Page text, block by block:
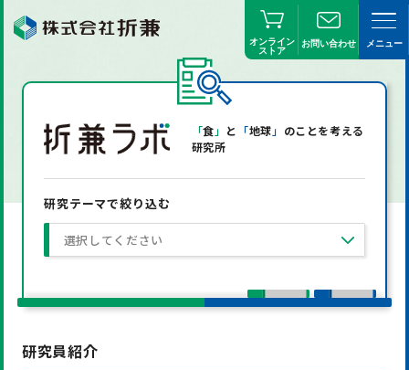
オンライン
ストア
お問い合わせ メニュー
「食 」 と 「地球 」 のことを考える
研究所
研究テーマで絞り込む
選択してください
研究員紹介